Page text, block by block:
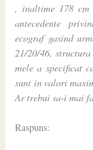
, inaltime 178
antecedente
ecograf gasind
21/20/46,
mele a specificat
sunt in valori
Ar trebui sa-i mai
Raspuns: